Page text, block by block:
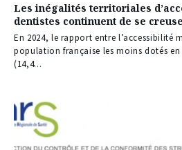
Les inégalités territoriales
dentistes continuent de se
En 2024, le rapport entre l’accessibilité
population française les moins dotés
(14,4...